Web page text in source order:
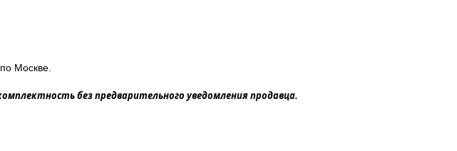
Москве.
без предварительного уведомления продавца.